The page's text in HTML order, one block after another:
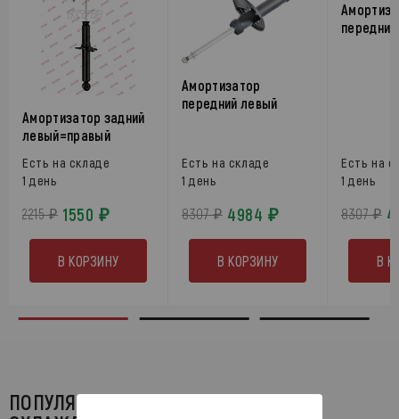
Амортизатор задний
левый=правый
Есть на складе
1 день
2215 ₽ 1550 ₽
В КОРЗИНУ
Амортизатор
передний левый
Есть на складе
1 день
8307 ₽ 4984 ₽
В КОРЗИНУ
Есть на
1 день
8307 ₽
В
ПОПУЛЯРНЫЕ ЗАПЧАСТИ СИСТЕМЫ